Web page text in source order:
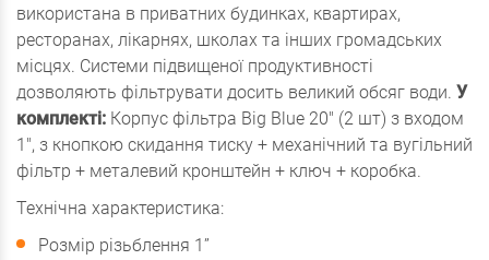
використана в приватних будинках, квартирах,
ресторанах, лікарнях, школах та інших громадських
місцях. Системи підвищеної продуктивності
дозволяють фільтрувати досить великий обсяг води. У
комплекті: Корпус фільтра Big Blue 20" (2 шт) з входом
1", з кнопкою скидання тиску + механічний та вугільний
фільтр + металевий кронштейн + ключ + коробка.
Технічна характеристика:
Розмір різьблення 1”